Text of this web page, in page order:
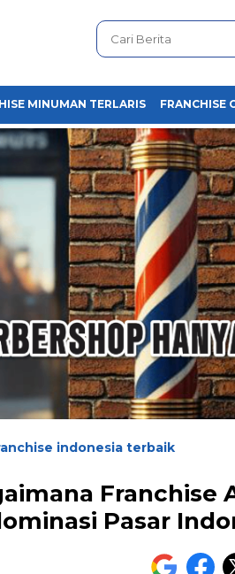
MINUMAN TERLARIS FRANCHISE
indonesia terbaik
Franchise
Pasar